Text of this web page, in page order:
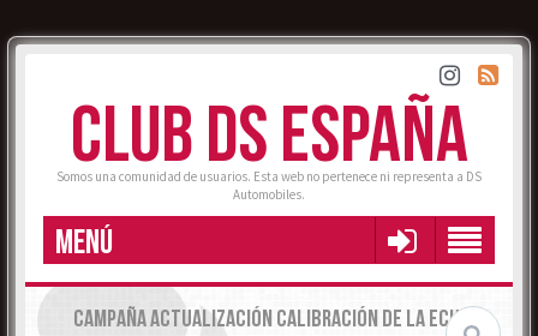
CLUB DS ESPAÑA
Somos una comunidad de usuarios. Esta web no pertenece ni representa a DS
Automobiles.
MENÚ
CAMPAÑA ACTUALIZACIÓN CALIBRACIÓN DE LA ECU